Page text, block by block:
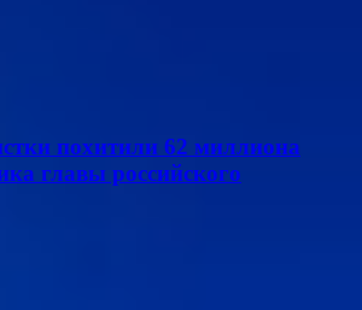
похитили 62 миллиона
главы российского